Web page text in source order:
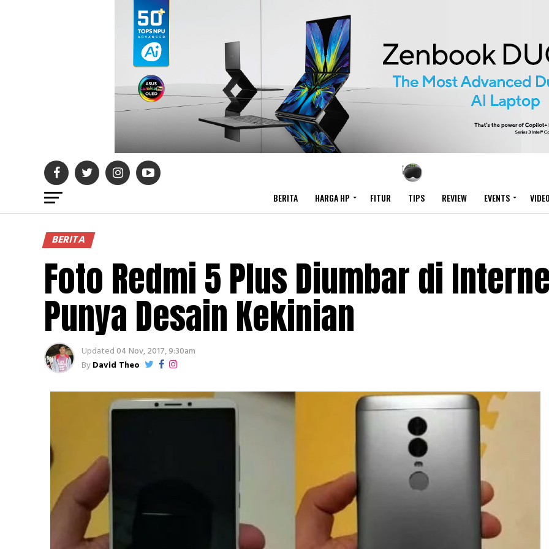
BERITA HARGA HP FITUR TIPS REVIEW EVENTS
BERITA
Foto Redmi 5 Plus Diumbar di
Punya Desain Kekinian
Updated04 Nov, 2017, 9:30am
ByDavid Theo